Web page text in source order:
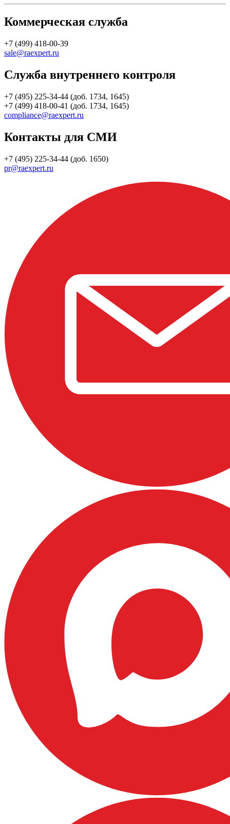
Коммерческая служба
+7 (499) 418-00-39
sale@raexpert.ru
Служба внутреннего контроля
+7 (495) 225-34-44 (доб. 1734, 1645)
+7 (499) 418-00-41 (доб. 1734, 1645)
compliance@raexpert.ru
Контакты для СМИ
+7 (495) 225-34-44 (доб. 1650)
pr@raexpert.ru